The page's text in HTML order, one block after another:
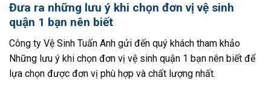
Đưa ra những lưu ý khi chọn đơn vị vệ sinh
quận 1 bạn nên biết
Công ty Vệ Sinh Tuấn Anh gửi đến quý khách tham khảo
Những lưu ý khi chọn đơn vị vệ sinh quận 1 bạn nên biết để
lựa chọn được đơn vị phù hợp và chất lượng nhất.